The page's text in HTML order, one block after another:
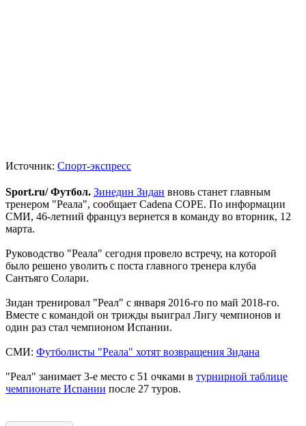
Источник: Спорт-экспресс
Sport.ru/ Футбол. Зинедин Зидан вновь станет главным
тренером "Реала", сообщает Cadena COPE. По информации
СМИ, 46-летний француз вернется в команду во вторник, 12
марта.
Руководство "Реала" сегодня провело встречу, на которой
было решено уволить с поста главного тренера клуба
Сантьяго Солари.
Зидан тренировал "Реал" с января 2016-го по май 2018-го.
Вместе с командой он трижды выиграл Лигу чемпионов и
один раз стал чемпионом Испании.
СМИ: Футболисты "Реала" хотят возвращения Зидана
"Реал" занимает 3-е место с 51 очками в турнирной таблице
чемпионате Испании после 27 туров.